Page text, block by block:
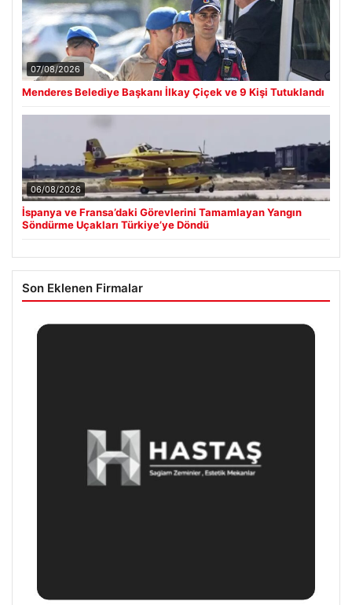
07/08/2026
Menderes Belediye Başkanı İlkay Çiçek ve 9 Kişi Tutuklandı
06/08/2026
İspanya ve Fransa’daki Görevlerini Tamamlayan Yangın
Söndürme Uçakları Türkiye’ye Döndü
Son Eklenen Firmalar